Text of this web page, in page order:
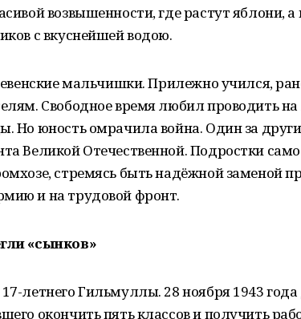
возвышенности, где растут яблони,
с вкуснейшей водою.
мальчишки. Прилежно учился,
Свободное время любил проводить
Но юность омрачила война. Один за
Великой Отечественной. Подростки
стремясь быть надёжной заменой
и на трудовой фронт.
«сынков»
летнего Гильмуллы. 28 ноября 1943 года
окончить пять классов и получить